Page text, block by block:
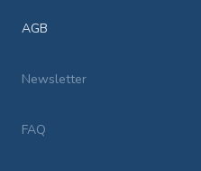
AGB
Newsletter
FAQ